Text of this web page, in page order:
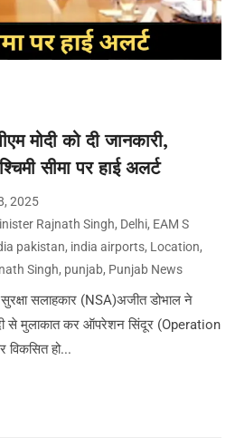
मोदी को दी जानकारी,
सीमा पर हाई अलर्ट
2025
Rajnath Singh, Delhi, EAM S
pakistan, india airports, Location,
Singh, punjab, Punjab News
सलाहकार (NSA)अजीत डोभाल ने
से मुलाकात कर ऑपरेशन सिंदूर (Operation
विकसित हो...